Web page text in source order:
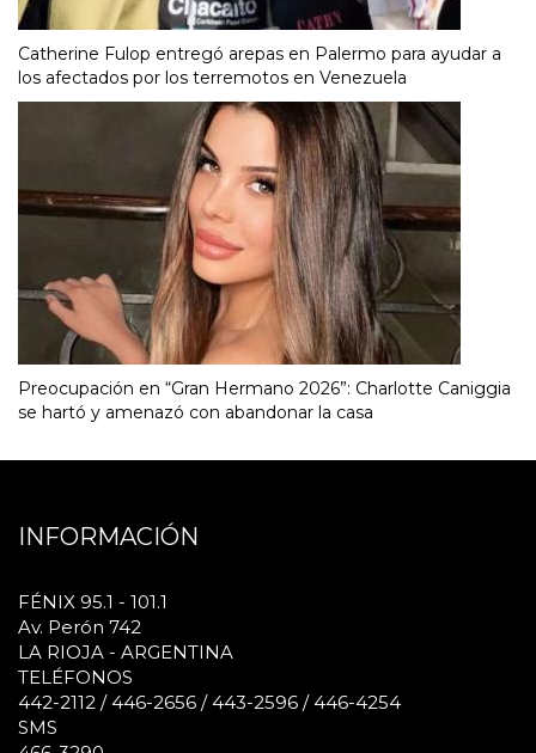
Catherine Fulop entregó arepas en Palermo para ayudar a
los afectados por los terremotos en Venezuela
Preocupación en “Gran Hermano 2026”: Charlotte Caniggia
se hartó y amenazó con abandonar la casa
INFORMACIÓN
FÉNIX 95.1 - 101.1
Av. Perón 742
LA RIOJA - ARGENTINA
TELÉFONOS
442-2112 / 446-2656 / 443-2596 / 446-4254
SMS